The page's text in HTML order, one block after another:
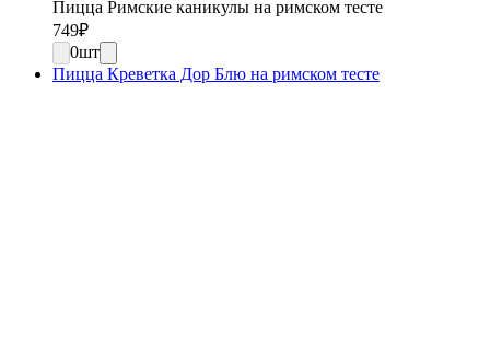
Пицца Римские каникулы на римском тесте
749₽
0шт
Пицца Креветка Дор Блю на римском тесте